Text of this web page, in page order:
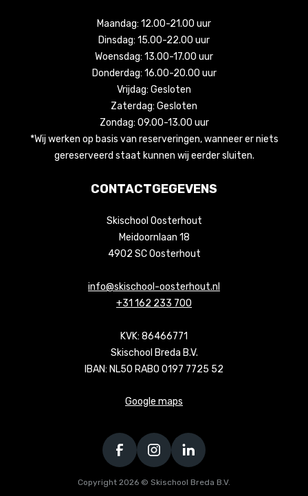
Maandag: 12.00-21.00 uur
Dinsdag: 15.00-22.00 uur
Woensdag: 13.00-17.00 uur
Donderdag: 16.00-20.00 uur
Vrijdag: Gesloten
Zaterdag: Gesloten
Zondag: 09.00-13.00 uur
*Wij werken op basis van reserveringen, wanneer er niets
gereserveerd staat kunnen wij eerder sluiten.
CONTACTGEGEVENS
Skischool Oosterhout
Meidoornlaan 18
4902 SC Oosterhout
info@skischool-oosterhout.nl
+31 162 233 700
KVK: 86466771
Skischool Breda B.V.
IBAN: NL50 RABO 0197 7725 52
Google maps
Copyright 2026 © Skischool Breda B.V.